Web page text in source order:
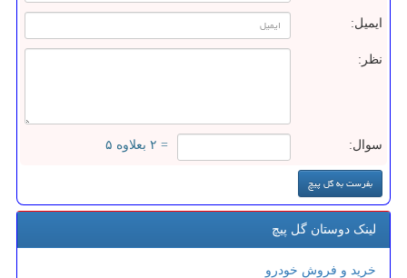
ایمیل:
نظر:
سوال: = ۲ بعلاوه ۵
لینک دوستان گل پیچ
خرید و فروش خودرو